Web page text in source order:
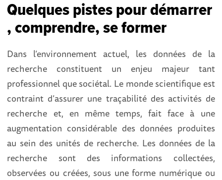
Quelques pistes pour démarrer
, comprendre, se former
Dans l’environnement actuel, les données de la
recherche constituent un enjeu majeur tant
professionnel que sociétal. Le monde scientifique est
contraint d’assurer une traçabilité des activités de
recherche et, en même temps, fait face à une
augmentation considérable des données produites
au sein des unités de recherche. Les données de la
recherche sont des informations collectées,
observées ou créées, sous une forme numérique ou